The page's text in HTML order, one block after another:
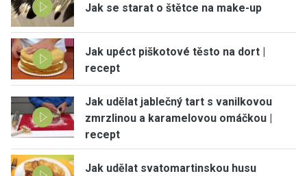
Jak se starat o štětce na make-up
Jak upéct piškotové těsto na dort |
recept
Jak udělat jablečný tart s vanilkovou
zmrzlinou a karamelovou omáčkou |
recept
Jak udělat svatomartinskou husu